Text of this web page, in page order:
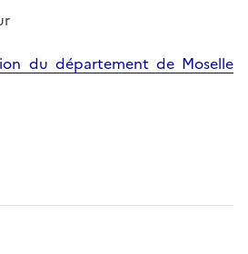
du département de Moselle